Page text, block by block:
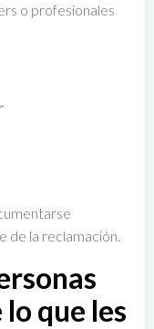
o profesionales
de la reclamación.
que les